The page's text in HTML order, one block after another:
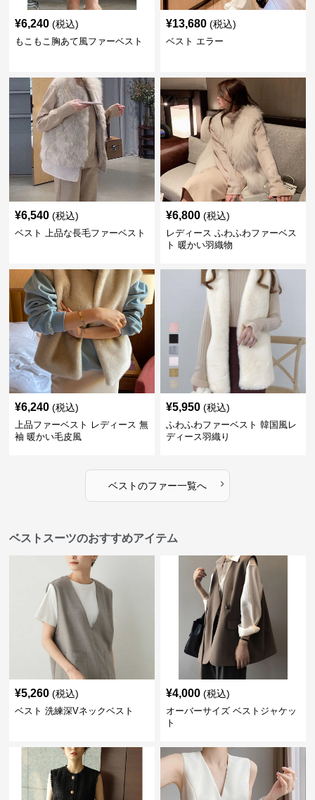
¥6,240 (税込)
もこもこ胸あて風ファーベスト
¥13,680 (税込)
ベスト エラー
¥6,540 (税込)
ベスト 上品な長毛ファーベスト
¥6,800 (税込)
レディース ふわふわファーベス
ト 暖かい羽織物
¥6,240 (税込)
上品ファーベスト レディース 無
袖 暖かい毛皮風
¥5,950 (税込)
ふわふわファーベスト 韓国風レ
ディース羽織り
ベストのファー一覧へ ›
ベストスーツのおすすめアイテム
¥5,260 (税込)
ベスト 洗練深Vネックベスト
¥4,000 (税込)
オーバーサイズ ベストジャケッ
ト